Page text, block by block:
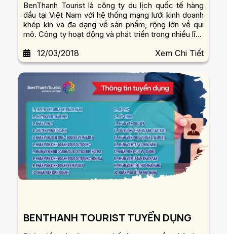
BenThanh Tourist là công ty du lịch quốc tế hàng
đầu tại Việt Nam với hệ thống mạng lưới kinh doanh
khép kín và đa dạng về sản phẩm, rộng lớn về qui
mô. Công ty hoạt động và phát triển trong nhiều lĩnh
dịch vụ vận chuyển du lịch, khách sạn, nhà hàng,...
12/03/2018 Xem Chi Tiết
BENTHANH TOURIST TUYỂN DỤNG